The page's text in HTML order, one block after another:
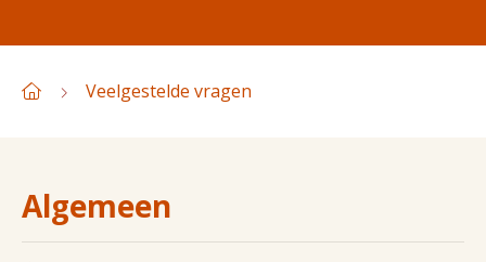
Veelgestelde vragen
Algemeen